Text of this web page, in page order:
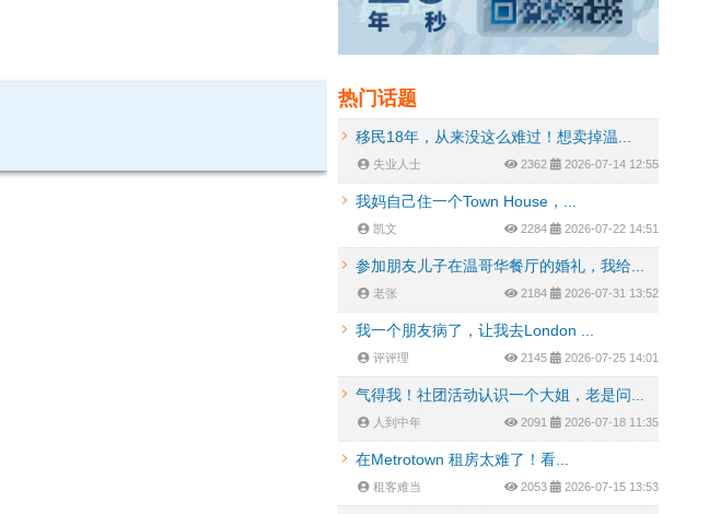
热门话题
移民18年，从来没这么难过！想卖掉温...
失业人士 2362 2026-07-14 12:55
我妈自己住一个Town House，...
凯文 2284 2026-07-22 14:51
参加朋友儿子在温哥华餐厅的婚礼，我给...
老张 2184 2026-07-31 13:52
我一个朋友病了，让我去London ...
评评理 2145 2026-07-25 14:01
气得我！社团活动认识一个大姐，老是问...
人到中年 2091 2026-07-18 11:35
在Metrotown 租房太难了！看...
租客难当 2053 2026-07-15 13:53